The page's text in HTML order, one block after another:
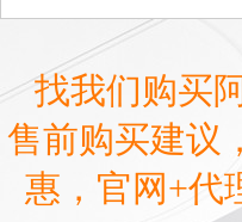
找我们购买
售前购买建议
惠，官网+代